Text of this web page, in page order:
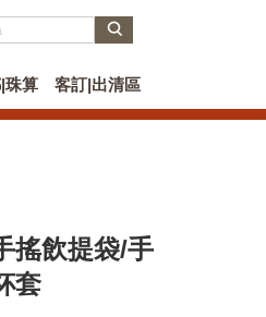
珠算 客訂|出清區
搖飲提袋/手
套